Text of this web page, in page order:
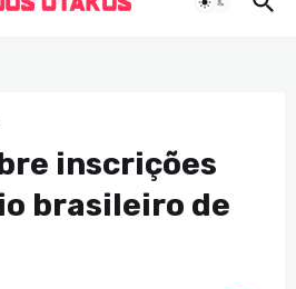
inscrições
brasileiro de